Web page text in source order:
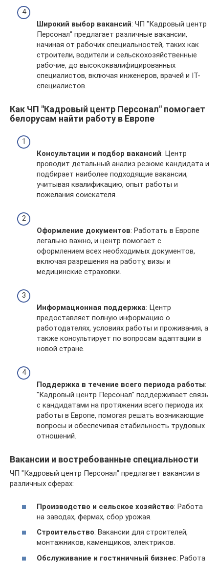
Широкий выбор вакансий: ЧП "Кадровый центр
Персонал" предлагает различные вакансии,
начиная от рабочих специальностей, таких как
строители, водители и сельскохозяйственные
рабочие, до высококвалифицированных
специалистов, включая инженеров, врачей и IT-
специалистов.
Как ЧП "Кадровый центр Персонал" помогает
белорусам найти работу в Европе
Консультации и подбор вакансий: Центр
проводит детальный анализ резюме кандидата и
подбирает наиболее подходящие вакансии,
учитывая квалификацию, опыт работы и
пожелания соискателя.
Оформление документов: Работать в Европе
легально важно, и центр помогает с
оформлением всех необходимых документов,
включая разрешения на работу, визы и
медицинские страховки.
Информационная поддержка: Центр
предоставляет полную информацию о
работодателях, условиях работы и проживания, а
также консультирует по вопросам адаптации в
новой стране.
Поддержка в течение всего периода работы:
"Кадровый центр Персонал" поддерживает связь
с кандидатами на протяжении всего периода их
работы в Европе, помогая решать возникающие
вопросы и обеспечивая стабильность трудовых
отношений.
Вакансии и востребованные специальности
ЧП "Кадровый центр Персонал" предлагает вакансии в
различных сферах:
Производство и сельское хозяйство: Работа
на заводах, фермах, сбор урожая.
Строительство: Вакансии для строителей,
монтажников, каменщиков, электриков.
Обслуживание и гостиничный бизнес: Работа